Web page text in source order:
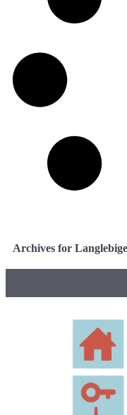
Archives for